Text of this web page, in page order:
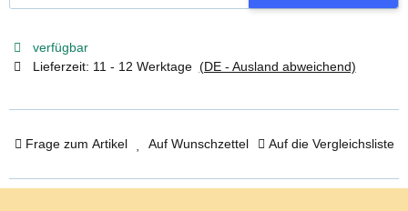
verfügbar
Lieferzeit: 11 - 12 Werktage (DE - Ausland abweichend)
Frage zum Artikel Auf Wunschzettel Auf die Vergleichsliste